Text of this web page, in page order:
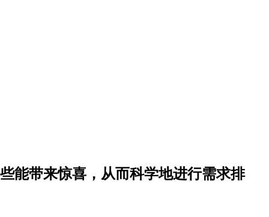
能带来惊喜，从而科学地进行需求排